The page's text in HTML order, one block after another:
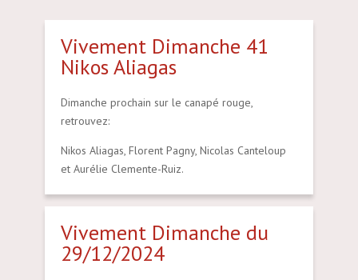
Vivement Dimanche 41
Nikos Aliagas
Dimanche prochain sur le canapé rouge,
retrouvez:
Nikos Aliagas, Florent Pagny, Nicolas Canteloup
et Aurélie Clemente-Ruiz.
Vivement Dimanche du
29/12/2024